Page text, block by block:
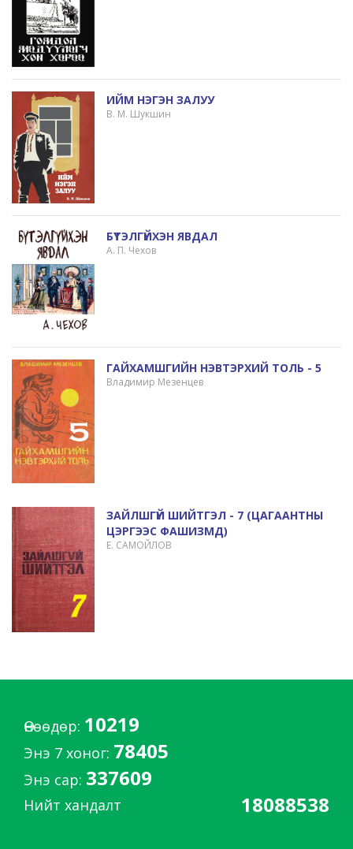
ИЙМ НЭГЭН ЗАЛУУ
В. М. Шукшин
БҮТЭЛГҮЙХЭН ЯВДАЛ
А. П. Чехов
ГАЙХАМШГИЙН НЭВТЭРХИЙ ТОЛЬ - 5
Владимир Мезенцев
ЗАЙЛШГҮЙ ШИЙТГЭЛ - 7 (ЦАГААНТНЫ
ЦЭРГЭЭС ФАШИЗМД)
Е. САМОЙЛОВ
Өнөөдөр: 10219
Энэ 7 хоног: 78405
Энэ сар: 337609
Нийт хандалт 18088538